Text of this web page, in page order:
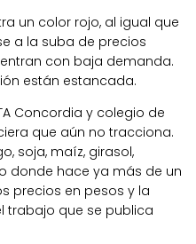
un color rojo, al igual que
a la suba de precios
con baja demanda.
están estancada.
Concordia y colegio de
que aún no tracciona.
soja, maíz, girasol,
donde hace ya más de un
precios en pesos y la
trabajo que se publica